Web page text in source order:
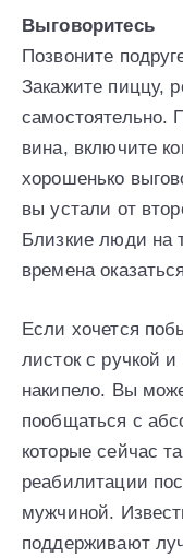
Выговоритесь
Позвоните
Закажите пиццу,
самостоятельно.
вина, включите
хорошенько
вы устали от
Близкие люди на
времена
Если хочется
листок с ручкой
накипело. Вы
пообщаться с
которые сейчас
реабилитации
мужчиной.
поддерживают